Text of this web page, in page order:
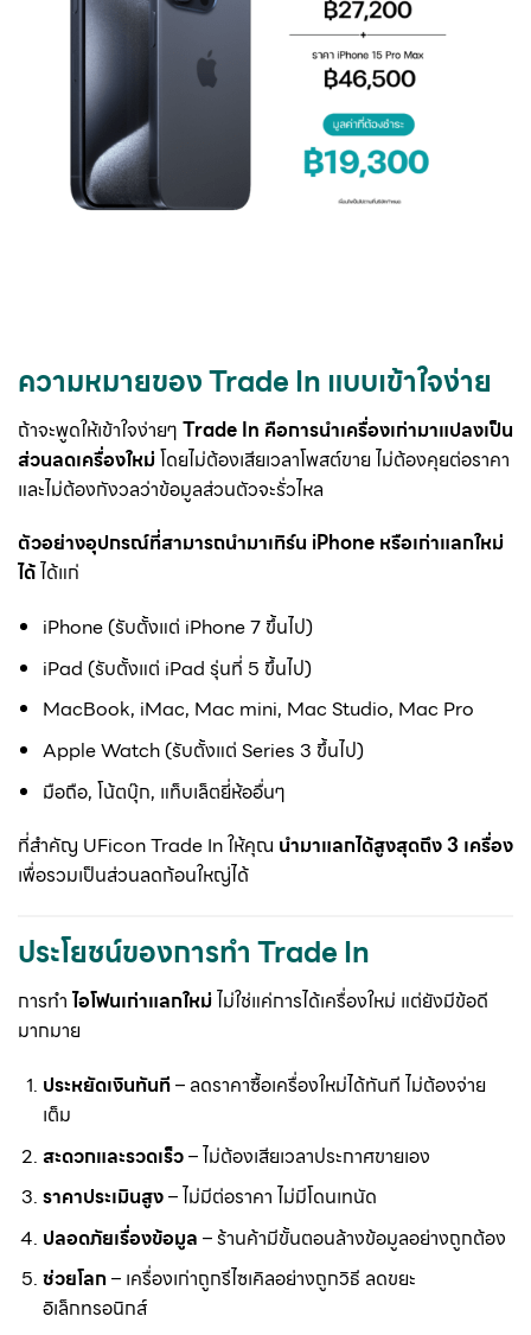
ความหมายของ Trade In แบบเข้าใจง่าย
ถ้าจะพูดให้เข้าใจง่ายๆ Trade In คือการนำเครื่องเก่ามาแปลงเป็น
ส่วนลดเครื่องใหม่โดยไม่ต้องเสียเวลาโพสต์ขาย ไม่ต้องคุยต่อราคา
และไม่ต้องกังวลว่าข้อมูลส่วนตัวจะรั่วไหล
ตัวอย่างอุปกรณ์ที่สามารถนำมาเทิร์น iPhone หรือเก่าแลกใหม่
ได้ได้แก่
iPhone (รับตั้งแต่ iPhone 7 ขึ้นไป)
iPad (รับตั้งแต่ iPad รุ่นที่ 5 ขึ้นไป)
MacBook, iMac, Mac mini, Mac Studio, Mac Pro
Apple Watch (รับตั้งแต่ Series 3 ขึ้นไป)
มือถือ, โน้ตบุ๊ก, แท็บเล็ตยี่ห้ออื่นๆ
ที่สำคัญ UFicon Trade In ให้คุณ นำมาแลกได้สูงสุดถึง 3 เครื่อง
เพื่อรวมเป็นส่วนลดก้อนใหญ่ได้
ประโยชน์ของการทำ Trade In
การทำ ไอโฟนเก่าแลกใหม่ไม่ใช่แค่การได้เครื่องใหม่ แต่ยังมีข้อดี
มากมาย
ประหยัดเงินทันที– ลดราคาซื้อเครื่องใหม่ได้ทันที ไม่ต้องจ่าย
เต็ม
สะดวกและรวดเร็ว– ไม่ต้องเสียเวลาประกาศขายเอง
ราคาประเมินสูง– ไม่มีต่อราคา ไม่มีโดนเทนัด
ปลอดภัยเรื่องข้อมูล – ร้านค้ามีขั้นตอนล้างข้อมูลอย่างถูกต้อง
ช่วยโลก– เครื่องเก่าถูกรีไซเคิลอย่างถูกวิธี ลดขยะ
อิเล็กทรอนิกส์